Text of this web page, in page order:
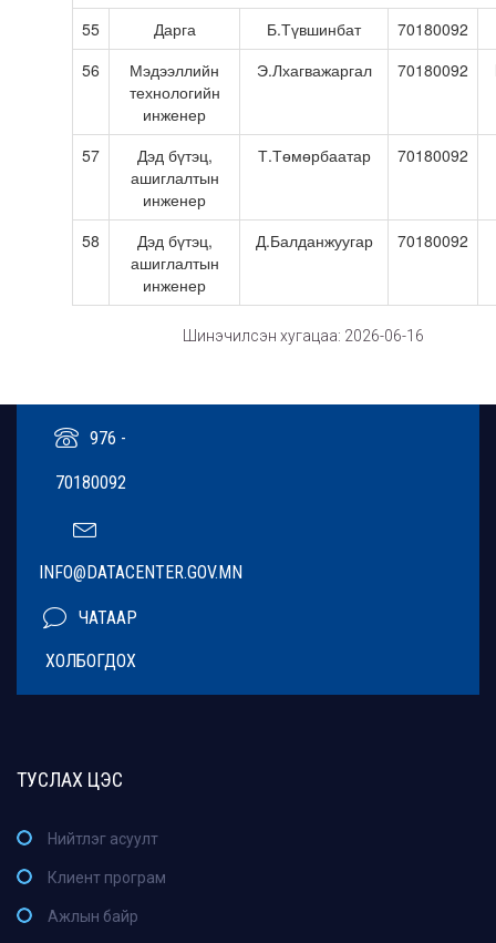
55
Дарга Б.Түвшинбат
70180092
56
Мэдээллийн
технологийн
инженер
Э.Лхагважаргал 70180092
57
Дэд бүтэц,
ашиглалтын
инженер
Т.Төмөрбаатар 70180092
58
Дэд бүтэц,
ашиглалтын
инженер
Д.Балданжуугар 70180092
Шинэчилсэн хугацаа: 2026-06-16
976 -
70180092
INFO@DATACENTER.GOV.MN
ЧАТААР
ХОЛБОГДОХ
ТУСЛАХ ЦЭС
Нийтлэг асуулт
Клиент програм
Ажлын байр